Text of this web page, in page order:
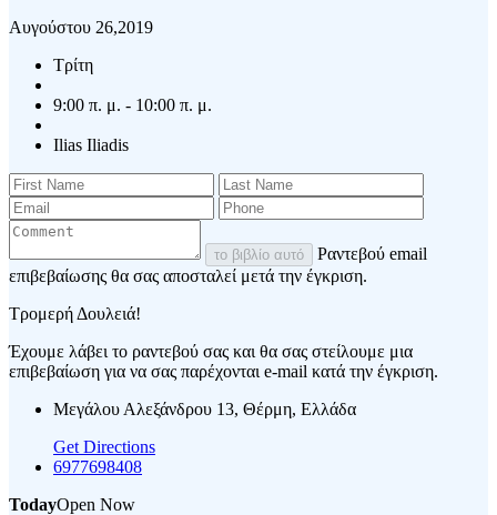
Αυγούστου 26,2019
Τρίτη
9:00 π. μ. - 10:00 π. μ.
Ilias Iliadis
το βιβλίο αυτό
Ραντεβού email
επιβεβαίωσης θα σας αποσταλεί μετά την έγκριση.
Τρομερή Δουλειά!
Έχουμε λάβει το ραντεβού σας και θα σας στείλουμε μια
επιβεβαίωση για να σας παρέχονται e-mail κατά την έγκριση.
Μεγάλου Αλεξάνδρου 13, Θέρμη, Ελλάδα
Get Directions
6977698408
TodayOpen Now